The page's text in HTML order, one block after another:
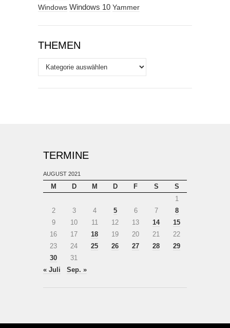
Windows Windows 10 Yammer
THEMEN
Themen
TERMINE
AUGUST 2021
M D M D F S
S
1
2
3 4 5 6 7
8
9
10 11 12 13 14
15
16
17 18 19 20 21
22
23
24 25 26 27 28
29
30
31
« Juli
Sep. »